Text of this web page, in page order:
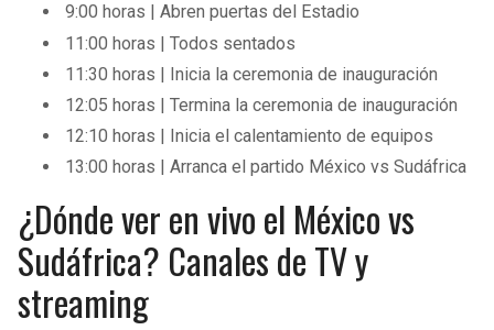
9:00 horas | Abren puertas del Estadio
11:00 horas | Todos sentados
11:30 horas | Inicia la ceremonia de inauguración
12:05 horas | Termina la ceremonia de inauguración
12:10 horas | Inicia el calentamiento de equipos
13:00 horas | Arranca el partido México vs Sudáfrica
¿Dónde ver en vivo el México vs
Sudáfrica? Canales de TV y
streaming